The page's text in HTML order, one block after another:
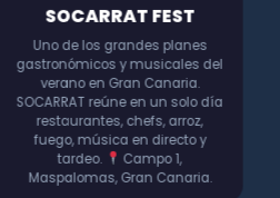
SOCARRAT FEST
Uno de los grandes planes
gastronómicos y musicales del
verano en Gran Canaria.
SOCARRAT reúne en un solo día
restaurantes, chefs, arroz,
fuego, música en directo y
tardeo.
Campo 1,
Maspalomas, Gran Canaria.